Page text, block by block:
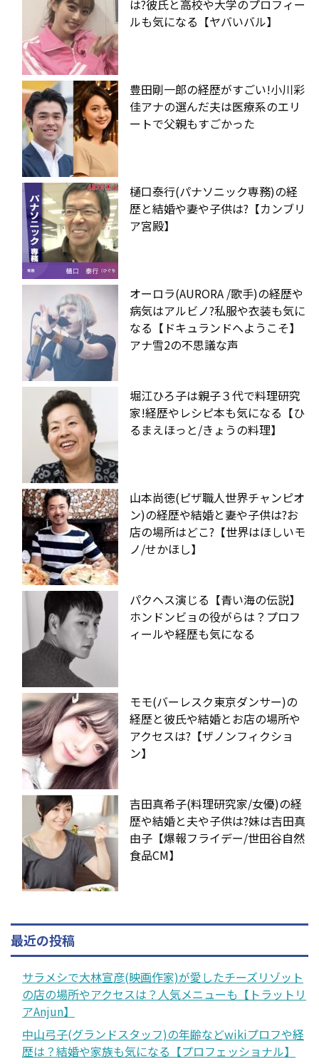
は?彼氏と高校や大学のプロフィー
ルも気になる【ヤバいバル】
豊田剛一郎の経歴がすごい!小川彩
佳アナの選んだ夫は医療系のエリ
ートで父親もすごかった
樋口泰行(パナソニック専務)の経
歴と結婚や妻や子供は?【カンブリ
ア宮殿】
オーロラ(AURORA /歌手)の経歴や
病気はアルビノ?私服や衣装も気に
なる【ドキュランドへようこそ】
アナ雪2の不思議な声
堀江ひろ子は親子３代で料理研究
家!経歴やレシピ本も気になる【ひ
るまえほっと/きょうの料理】
山本尚徳(ピザ職人世界チャンピオ
ン)の経歴や結婚と妻や子供は?お
店の場所はどこ?【世界はほしいモ
ノ/せかほし】
パクヘス演じる【青い海の伝説】
ホンドンビョの役がらは？プロフ
ィールや経歴も気になる
モモ(バーレスク東京ダンサー)の
経歴と彼氏や結婚とお店の場所や
アクセスは?【ザノンフィクショ
ン】
吉田真希子(料理研究家/女優)の経
歴や結婚と夫や子供は?妹は吉田真
由子【爆報フライデー/世田谷自然
食品CM】
最近の投稿
サラメシで大林宣彦(映画作家)が愛したチーズリゾット
の店の場所やアクセスは？人気メニューも【トラットリ
アAnjun】
中山弓子(グランドスタッフ)の年齢などwikiプロフや経
歴は？結婚や家族も気になる【プロフェッショナル】